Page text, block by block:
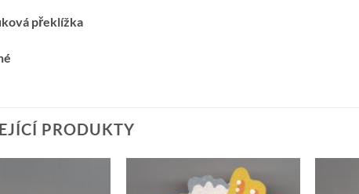
překlížka
PRODUKTY